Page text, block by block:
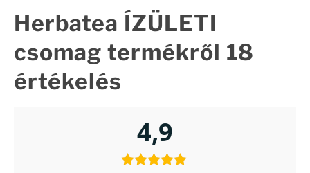
Herbatea ÍZÜLETI
csomag termékről 18
értékelés
4,9